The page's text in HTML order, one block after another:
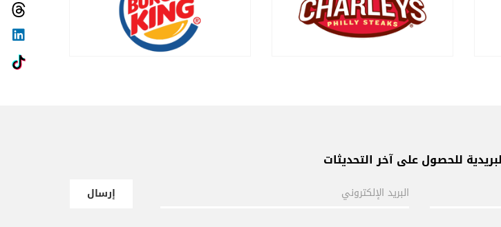
للحصول على آخر التحديثات
إرسال